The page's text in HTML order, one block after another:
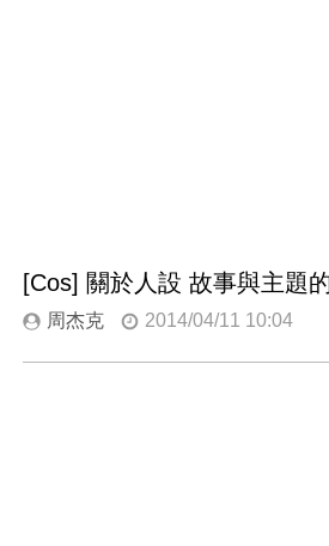
[Cos] 關於人設 故事與主題
周杰克 2014/04/11 10:04